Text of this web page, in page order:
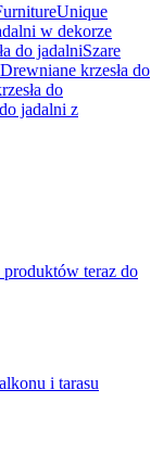
Unique
w dekorze
do jadalniSzare
Drewniane krzesła do
do
jadalni z
produktów teraz do
i tarasu